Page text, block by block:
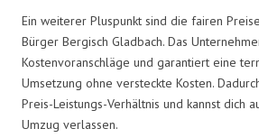
Ein weiterer Pluspunkt sind die fairen
Bürger Bergisch Gladbach. Das
Kostenvoranschläge und garantiert eine
Umsetzung ohne versteckte Kosten.
Preis-Leistungs-Verhältnis und kannst dich
Umzug verlassen.